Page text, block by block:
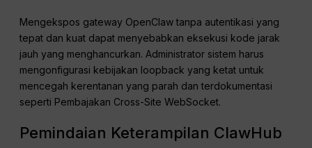
Mengekspos gateway OpenClaw tanpa autentikasi yang
tepat dan kuat dapat menyebabkan eksekusi kode jarak
jauh yang menghancurkan. Administrator sistem harus
mengonfigurasi kebijakan loopback yang ketat untuk
mencegah kerentanan yang parah dan terdokumentasi
seperti Pembajakan Cross-Site WebSocket.
Pemindaian Keterampilan ClawHub